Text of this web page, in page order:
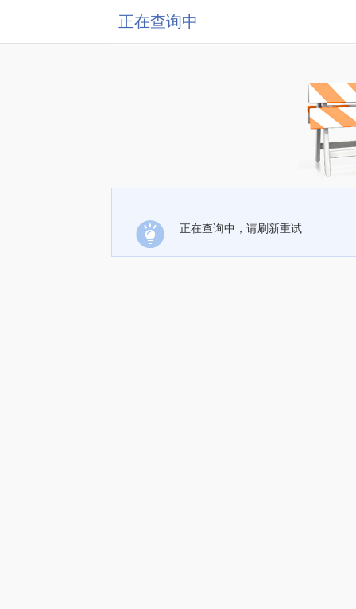
正在查询中
正在查询中，请刷新重试